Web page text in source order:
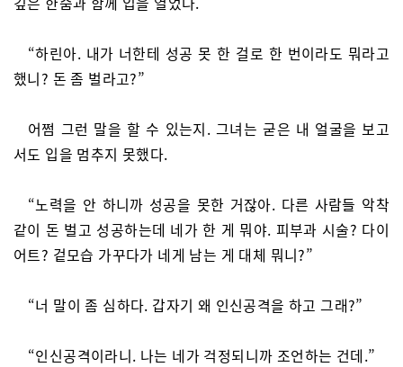
“하린아. 내가 너한테 성공 못 한 걸로 한 번이라도 뭐라고
했니? 돈 좀 벌라고?”
어쩜 그런 말을 할 수 있는지. 그녀는 굳은 내 얼굴을 보고
서도 입을 멈추지 못했다.
“노력을 안 하니까 성공을 못한 거잖아. 다른 사람들 악착
같이 돈 벌고 성공하는데 네가 한 게 뭐야. 피부과 시술? 다이
어트? 겉모습 가꾸다가 네게 남는 게 대체 뭐니?”
“너 말이 좀 심하다. 갑자기 왜 인신공격을 하고 그래?”
“인신공격이라니. 나는 네가 걱정되니까 조언하는 건데.”